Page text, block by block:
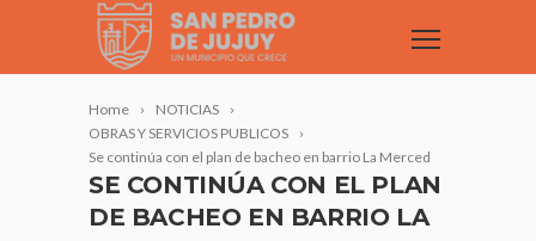
Home
NOTICIAS
OBRAS Y SERVICIOS PUBLICOS
Se continúa con el plan de bacheo en barrio La Merced
SE CONTINÚA CON EL PLAN
DE BACHEO EN BARRIO LA